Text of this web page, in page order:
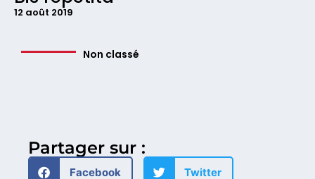
12 août 2019
Non classé
Partager sur :
Facebook Twitter